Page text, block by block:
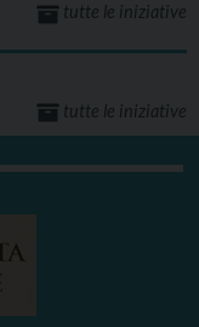
tutte le iniziative
tutte le iniziative